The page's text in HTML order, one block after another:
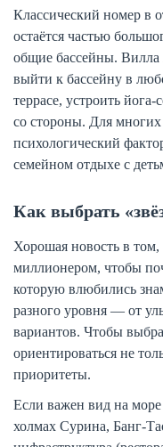
Классический номер в
остаётся частью
общие бассейны. Вилла
выйти к бассейну в
террасе, устроить
со стороны. Для
психологический
семейном отдыхе с
Как выбрать
Хорошая новость в том,
миллионером, чтобы
которую влюбились
разного уровня — от
вариантов. Чтобы
ориентироваться не
приоритеты.
Если важен вид на
холмах Сурина, Банг-